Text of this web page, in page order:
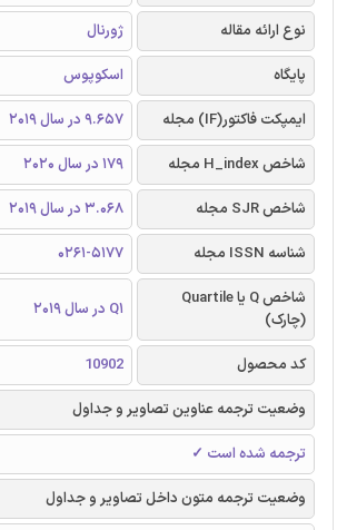
نوع ارائه مقاله
ژورنال
پایگاه
اسکوپوس
ایمپکت فاکتور(IF) مجله
9.657 در سال 2019
شاخص H_index مجله
179 در سال 2020
شاخص SJR مجله
3.068 در سال 2019
شناسه ISSN مجله
0261-5177
شاخص Q یا Quartile
(چارک)
Q1 در سال 2019
کد محصول
10902
وضعیت ترجمه عناوین تصاویر و جداول
ترجمه شده است ✓
وضعیت ترجمه متون داخل تصاویر و جداول